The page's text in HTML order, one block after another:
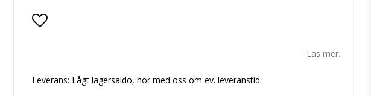
Läs mer...
Leverans: Lågt lagersaldo, hör med oss om ev. leveranstid.